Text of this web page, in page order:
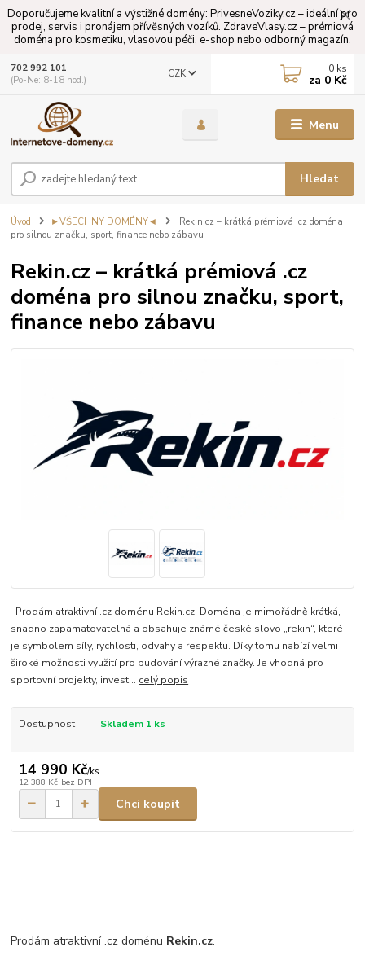
Doporučujeme kvalitní a výstižné domény: PrivesneVoziky.cz – ideální pro
prodej, servis i pronájem přívěsných vozíků. ZdraveVlasy.cz – prémiová
doména pro kosmetiku, vlasovou péči, e-shop nebo odborný magazín.
Menu
CZK
Hledat
702 992 101
(Po-Ne: 8-18 hod.)
0 ks
za 0 Kč
Úvod ►VŠECHNY DOMÉNY◄
Rekin.cz – krátká prémiová .cz doména
pro silnou značku, sport, finance nebo zábavu
Rekin.cz – krátká prémiová .cz
doména pro silnou značku, sport,
finance nebo zábavu
Prodám atraktivní .cz doménu Rekin.cz. Doména je mimořádně krátká,
snadno zapamatovatelná a obsahuje známé české slovo „rekin“, které
je symbolem síly, rychlosti, odvahy a respektu. Díky tomu nabízí velmi
široké možnosti využití pro budování výrazné značky. Je vhodná pro
sportovní projekty, invest... celý popis
Dostupnost Skladem 1 ks
14 990 Kč/ks
12 388 Kč bez DPH
Chci koupit
Prodám atraktivní .cz doménu Rekin.cz.